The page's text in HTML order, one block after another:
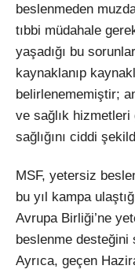
beslenmeden
tıbbi müdahale
yaşadığı bu
kaynaklanıp
belirlenememiştir;
ve sağlık hizmetleri
sağlığını ciddi
MSF, yetersiz
bu yıl kampa
Avrupa Birliği’ne
beslenme desteğini
Ayrıca, geçen